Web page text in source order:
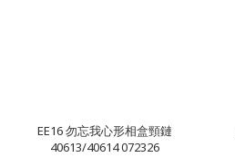
EE16 勿忘我心形相盒頸鏈
40613/40614 072326